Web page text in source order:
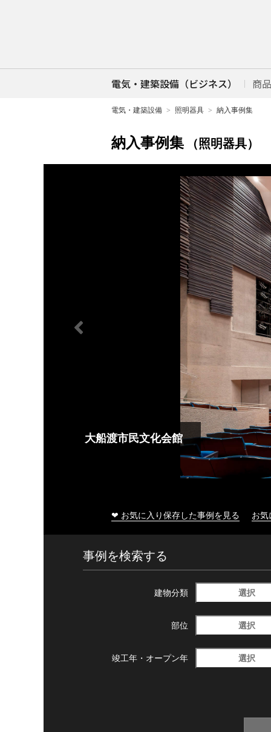
電気・建築設備（ビジネス） 商
電気・建築設備 照明器具 納入事例集
納入事例集 （照明器具）
大船渡市民文化会館
❤ お気に入り保存した事例を見る お
事例を検索する
建物分類 選択
部位 選択
竣工年・ オープン年 選択